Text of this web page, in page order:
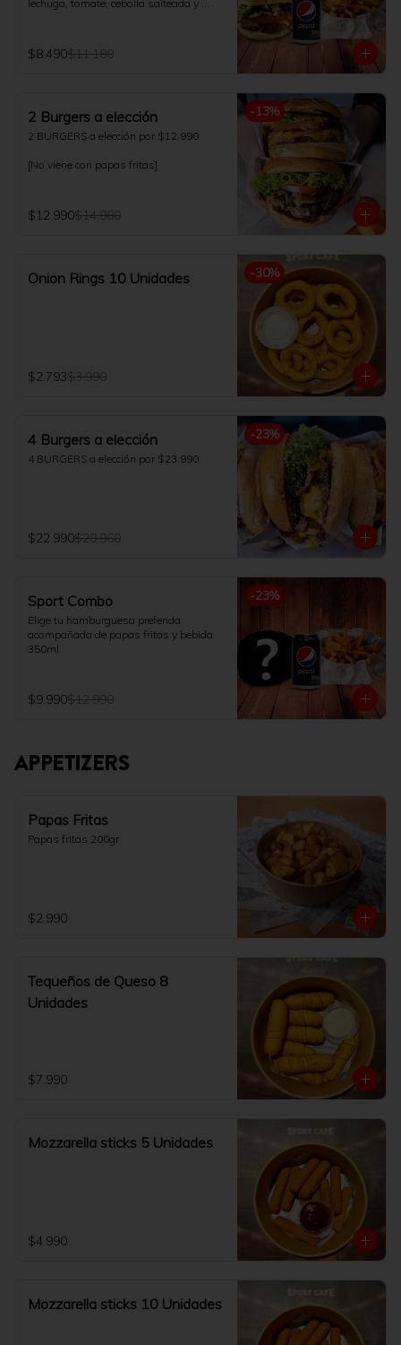
lechuga, tomate, cebolla salteada y
elección.
$8.490$11.180
-13%
2 Burgers a elección
2 BURGERS a elección por $12.990
[No viene con papas fritas]
$12.990$14.980
-30%
Onion Rings 10 Unidades
$2.793$3.990
-23%
4 Burgers a elección
4 BURGERS a elección por $23.990
$22.990$29.960
-23%
Sport Combo
Elige tu hamburguesa preferida
acompañada de papas fritas y bebida
350ml
$9.990$12.990
APPETIZERS
Papas Fritas
Papas fritas 200gr
$2.990
Tequeños de Queso 8
Unidades
$7.990
Mozzarella sticks 5 Unidades
$4.990
Mozzarella sticks 10 Unidades